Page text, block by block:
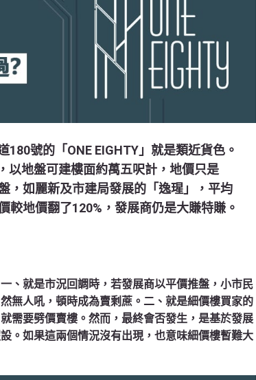
號的「ONE EIGHTY」就是類近貨色。
以地盤可建樓面約萬五呎計，地價只是
，如麗新及市建局發展的「逸瑆」，平均
較地價翻了120%，發展商仍是大賺特賺。
、就是市況回調時，若發展商以平價推盤，小市民
無人吼，頓時成為賣剩蔗。二、就是細價樓買家的
需要劈價賣樓。然而，最終會否發生，是基於發展
。如果這兩個情況沒有出現，也意味細價樓暫難大